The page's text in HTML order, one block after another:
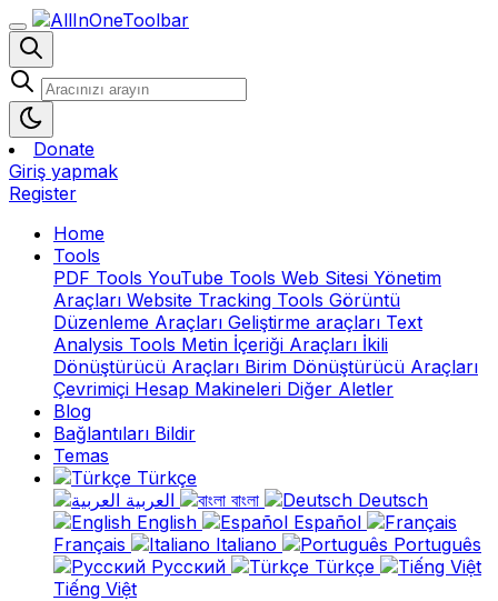
Donate
Giriş yapmak
Register
Home
Tools
PDF Tools YouTube Tools Web Sitesi Yönetim
Araçları Website Tracking Tools Görüntü
Düzenleme Araçları Geliştirme araçları Text
Analysis Tools Metin İçeriği Araçları İkili
Dönüştürücü Araçları Birim Dönüştürücü Araçları
Çevrimiçi Hesap Makineleri Diğer Aletler
Blog
Bağlantıları Bildir
Temas
Türkçe
বাংলা
Deutsch
English
Español
Français
Italiano
Português
Русский
Türkçe
Tiếng Việt